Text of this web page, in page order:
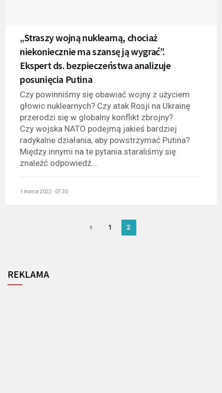
„Straszy wojną nuklearną, chociaż
niekoniecznie ma szansę ją wygrać”.
Ekspert ds. bezpieczeństwa analizuje
posunięcia Putina
Czy powinniśmy się obawiać wojny z użyciem
głowic nuklearnych? Czy atak Rosji na Ukrainę
przerodzi się w globalny konflikt zbrojny?
Czy wojska NATO podejmą jakieś bardziej
radykalne działania, aby powstrzymać Putina?
Między innymi na te pytania staraliśmy się
znaleźć odpowiedź...
1 marca 2022 - 07:30
1 2
REKLAMA